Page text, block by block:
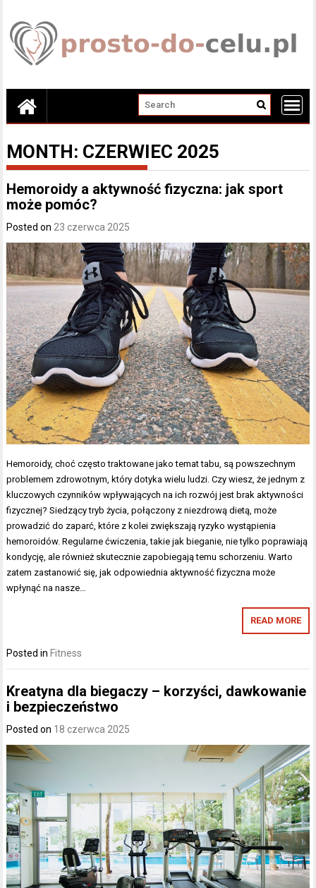
content
MONTH: CZERWIEC 2025
Hemoroidy a aktywność fizyczna: jak sport
może pomóc?
Posted on23 czerwca 2025
Hemoroidy, choć często traktowane jako temat tabu, są powszechnym
problemem zdrowotnym, który dotyka wielu ludzi. Czy wiesz, że jednym z
kluczowych czynników wpływających na ich rozwój jest brak aktywności
fizycznej? Siedzący tryb życia, połączony z niezdrową dietą, może
prowadzić do zaparć, które z kolei zwiększają ryzyko wystąpienia
hemoroidów. Regularne ćwiczenia, takie jak bieganie, nie tylko poprawiają
kondycję, ale również skutecznie zapobiegają temu schorzeniu. Warto
zatem zastanowić się, jak odpowiednia aktywność fizyczna może
wpłynąć na nasze…
READ MORE
Posted in Fitness
Kreatyna dla biegaczy – korzyści, dawkowanie
i bezpieczeństwo
Posted on 18 czerwca 2025